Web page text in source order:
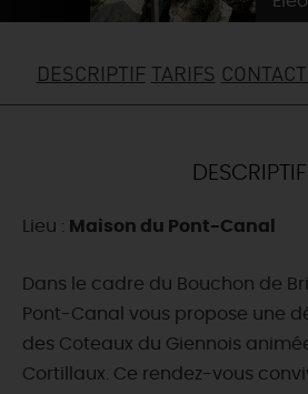
TOUT
DESCRIPTIF TARIFS
DESCRIPTIF
Lieu : Maison du Pont-Canal
Dans le cadre du Bouchon de
Pont-Canal vous propose une
des Coteaux du Giennois
Cortillaux. Ce rendez-vous